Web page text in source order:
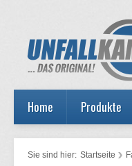
Home Produkte
Sie sind hier: Startseite